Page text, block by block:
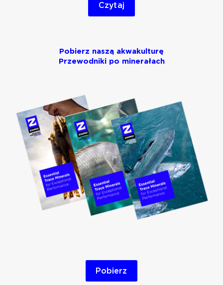
Czytaj
Pobierz naszą akwakulturę
Przewodniki po minerałach
Pobierz